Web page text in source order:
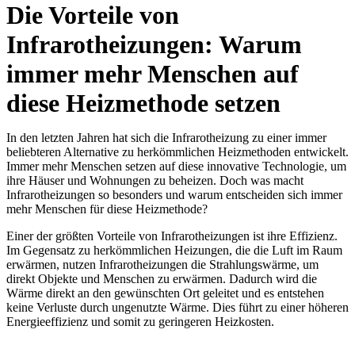
Die Vorteile von
Infrarotheizungen: Warum
immer mehr Menschen auf
diese Heizmethode setzen
In den letzten Jahren hat sich die Infrarotheizung zu einer immer
beliebteren Alternative zu herkömmlichen Heizmethoden entwickelt.
Immer mehr Menschen setzen auf diese innovative Technologie, um
ihre Häuser und Wohnungen zu beheizen. Doch was macht
Infrarotheizungen so besonders und warum entscheiden sich immer
mehr Menschen für diese Heizmethode?
Einer der größten Vorteile von Infrarotheizungen ist ihre Effizienz.
Im Gegensatz zu herkömmlichen Heizungen, die die Luft im Raum
erwärmen, nutzen Infrarotheizungen die Strahlungswärme, um
direkt Objekte und Menschen zu erwärmen. Dadurch wird die
Wärme direkt an den gewünschten Ort geleitet und es entstehen
keine Verluste durch ungenutzte Wärme. Dies führt zu einer höheren
Energieeffizienz und somit zu geringeren Heizkosten.